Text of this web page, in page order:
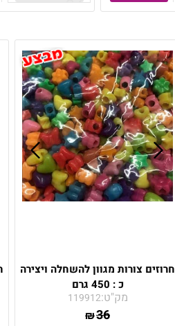
חרוזים צורות מגוון להשחלה ויצירה
כ : 450 גרם
מק"ט:119912
₪36